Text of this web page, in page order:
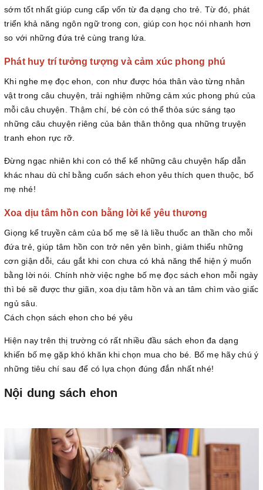
sớm tốt nhất giúp cung cấp vốn từ đa dạng cho trẻ. Từ đó, phát
triển khả năng ngôn ngữ trong con, giúp con học nói nhanh hơn
so với những đứa trẻ cùng trang lứa.
Phát huy trí tưởng tượng và cảm xúc phong phú
Khi nghe mẹ đọc ehon, con như được hóa thân vào từng nhân
vật trong câu chuyện, trải nghiệm những cảm xúc phong phú của
mỗi câu chuyện. Thậm chí, bé còn có thể thỏa sức sáng tạo
những câu chuyện riêng của bản thân thông qua những truyện
tranh ehon rực rỡ.
Đừng ngạc nhiên khi con có thể kể những câu chuyện hấp dẫn
khác nhau dù chỉ bằng cuốn sách ehon yêu thích quen thuộc, bố
mẹ nhé!
Xoa dịu tâm hồn con bằng lời kể yêu thương
Giọng kể truyền cảm của bố mẹ sẽ là liều thuốc an thần cho mỗi
đứa trẻ, giúp tâm hồn con trở nên yên bình, giảm thiểu những
cơn giận dỗi, cáu gắt khi con chưa có khả năng thể hiện ý muốn
bằng lời nói. Chính nhờ việc nghe bố mẹ đọc sách ehon mỗi ngày
thì bé sẽ được thư giãn, xoa dịu tâm hồn và an tâm chìm vào giấc
ngủ sâu.
Cách chọn sách ehon cho bé yêu
Hiện nay trên thị trường có rất nhiều đầu sách ehon đa dạng
khiến bố mẹ gặp khó khăn khi chọn mua cho bé. Bố mẹ hãy chú ý
những tiêu chí sau để có lựa chọn đúng đắn nhất nhé!
Nội dung sách ehon